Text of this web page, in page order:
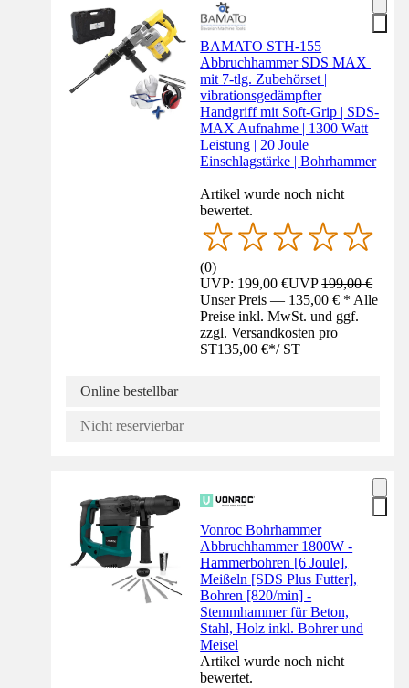
BAMATO STH-155
Abbruchhammer SDS MAX |
mit 7-tlg. Zubehörset |
vibrationsgedämpfter
Handgriff mit Soft-Grip | SDS-
MAX Aufnahme | 1300 Watt
Leistung | 20 Joule
Einschlagstärke | Bohrhammer
Artikel wurde noch nicht
bewertet.
(0)
UVP: 199,00 €UVP199,00 €
Unser Preis — 135,00 € * Alle
Preise inkl. MwSt. und ggf.
zzgl. Versandkosten pro
ST135,00 €*/ ST
Online bestellbar
Nicht reservierbar
Vonroc Bohrhammer
Abbruchhammer 1800W -
Hammerbohren [6 Joule],
Meißeln [SDS Plus Futter],
Bohren [820/min] -
Stemmhammer für Beton,
Stahl, Holz inkl. Bohrer und
Meisel
Artikel wurde noch nicht
bewertet.